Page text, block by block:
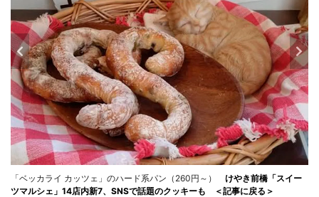
「ベッカライ カッツェ」のハード系パン（260円～） けやき前橋「スイー
ツマルシェ」14店内新7、SNSで話題のクッキーも ＜記事に戻る＞